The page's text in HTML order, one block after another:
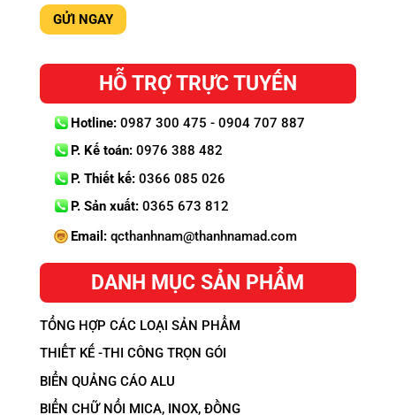
HỖ TRỢ TRỰC TUYẾN
Hotline:0987 300 475 - 0904 707 887
P. Kế toán:0976 388 482
P. Thiết kế:0366 085 026
P. Sản xuất:0365 673 812
Email:qcthanhnam@thanhnamad.com
DANH MỤC SẢN PHẨM
TỔNG HỢP CÁC LOẠI SẢN PHẨM
THIẾT KẾ -THI CÔNG TRỌN GÓI
BIỂN QUẢNG CÁO ALU
BIỂN CHỮ NỔI MICA, INOX, ĐỒNG